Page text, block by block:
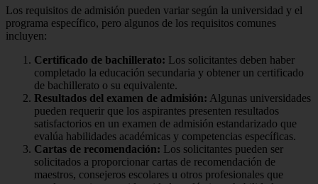
Los requisitos de admisión pueden variar según la universidad y el
programa específico, pero algunos de los requisitos comunes
incluyen:
Certificado de bachillerato: Los solicitantes deben haber
completado la educación secundaria y obtener un certificado
de bachillerato o su equivalente.
Resultados del examen de admisión: Algunas universidades
pueden requerir que los aspirantes presenten resultados
satisfactorios en un examen de admisión estandarizado que
evalúa habilidades académicas y competencias específicas.
Cartas de recomendación: Los solicitantes pueden ser
solicitados a proporcionar cartas de recomendación de
maestros, consejeros escolares u otros profesionales que